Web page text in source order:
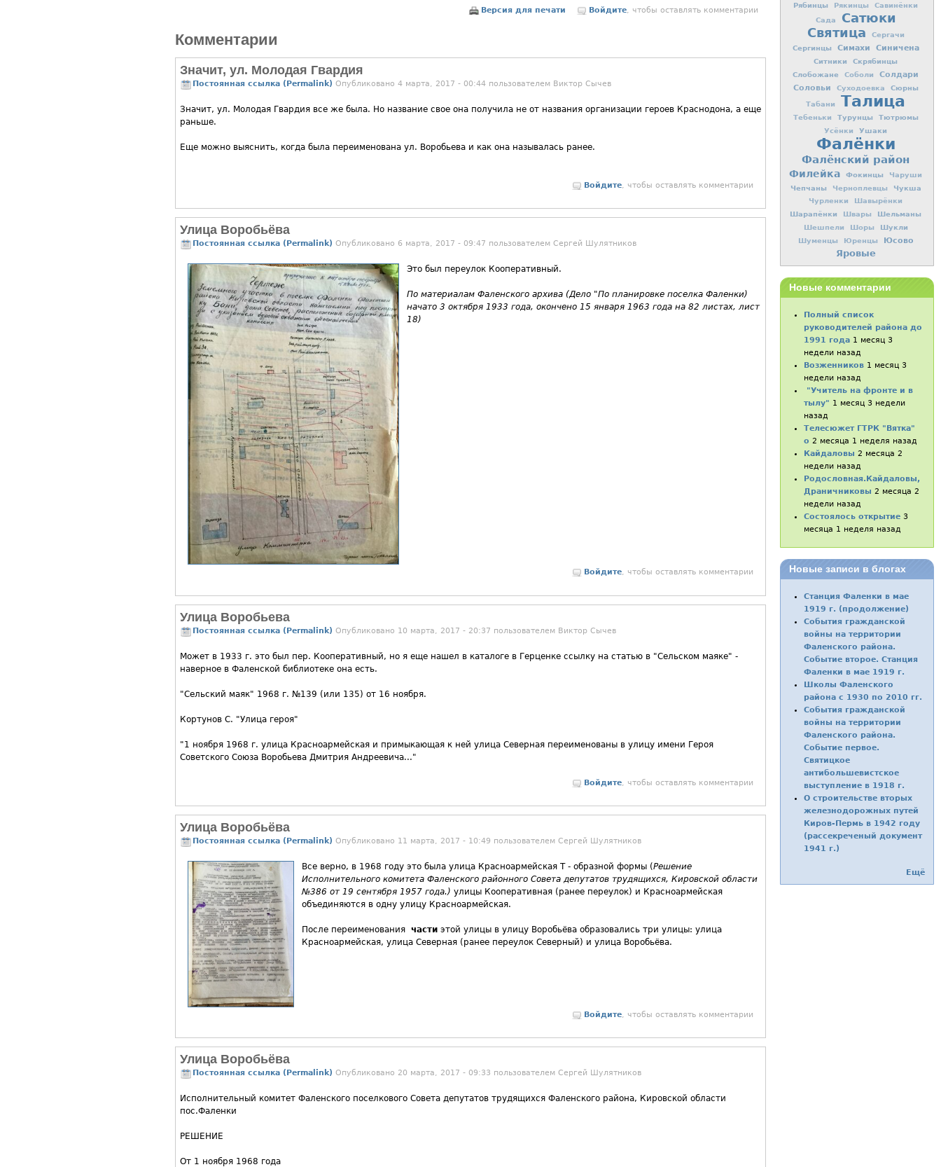
Версия для печати Войдите, чтобы оставлять комментарии
Комментарии
Значит, ул. Молодая Гвардия
Постоянная ссылка (Permalink) Опубликовано 4 марта, 2017 - 00:44 пользователем Виктор Сычев
Значит, ул. Молодая Гвардия все же была. Но название свое она получила не от названия организации героев Краснодона, а еще
раньше.
Еще можно выяснить, когда была переименована ул. Воробьева и как она называлась ранее.
Войдите, чтобы оставлять комментарии
Улица Воробьёва
Постоянная ссылка (Permalink) Опубликовано 6 марта, 2017 - 09:47 пользователем Сергей Шулятников
Это был переулок Кооперативный.
По материалам Фаленского архива (Дело "По планировке поселка Фаленки)
начато 3 октября 1933 года, окончено 15 января 1963 года на 82 листах, лист
18)
Войдите, чтобы оставлять комментарии
Улица Воробьева
Постоянная ссылка (Permalink) Опубликовано 10 марта, 2017 - 20:37 пользователем Виктор Сычев
Может в 1933 г. это был пер. Кооперативный, но я еще нашел в каталоге в Герценке ссылку на статью в "Сельском маяке" -
наверное в Фаленской библиотеке она есть.
"Сельский маяк" 1968 г. №139 (или 135) от 16 ноября.
Кортунов С. "Улица героя"
"1 ноября 1968 г. улица Красноармейская и примыкающая к ней улица Северная переименованы в улицу имени Героя
Советского Союза Воробьева Дмитрия Андреевича..."
Войдите , чтобы оставлять комментарии
Улица Воробьёва
Постоянная ссылка (Permalink) Опубликовано 11 марта, 2017 - 10:49 пользователем Сергей Шулятников
Все верно, в 1968 году это была улица Красноармейская Т - образной формы (Решение
Исполнительного комитета Фаленского районного Совета депутатов трудящихся, Кировской области
№386 от 19 сентября 1957 года.) улицы Кооперативная (ранее переулок) и Красноармейская
объединяются в одну улицу Красноармейская.
После переименования части этой улицы в улицу Воробьёва образовались три улицы: улица
Красноармейская, улица Северная (ранее переулок Северный) и улица Воробьёва.
Войдите, чтобы оставлять комментарии
Улица Воробьёва
Постоянная ссылка (Permalink) Опубликовано 20 марта, 2017 - 09:33 пользователем Сергей Шулятников
Исполнительный комитет Фаленского поселкового Совета депутатов трудящихся Фаленского района, Кировской области
пос.Фаленки
РЕШЕНИЕ
От 1 ноября 1968 года
Рябинцы
Рякинцы
Савинёнки
Сада
Сатюки
Святица
Сергачи
Сергинцы Симахи Синичена
Ситники
Скрябинцы
Слобожане
Соболи
Солдари
Соловьи
Суходоевка Сюрны
Табани Талица
Тебеньки Турунцы Тютрюмы
Усёнки Ушаки
Фалёнки
Фалёнский район
Филейка Фокинцы Чаруши
Чепчаны Черноплевцы Чукша
Чурленки Шавырёнки
Шарапёнки Швары Шельманы
Шешпели Шоры Шукли
Шуменцы Юренцы Юсово
Яровые
Новые комментарии
Полный список
руководителей района до
1991 года 1 месяц 3
недели назад
Возженников 1 месяц 3
недели назад
"Учитель на фронте и в
тылу" 1 месяц 3 недели
назад
Телесюжет ГТРК "Вятка"
о 2 месяца 1 неделя назад
Кайдаловы 2 месяца 2
недели назад
Родословная.Кайдаловы,
Драничниковы 2 месяца 2
недели назад
Состоялось открытие 3
месяца 1 неделя назад
Новые записи в блогах
Станция Фаленки в мае
1919 г. (продолжение)
События гражданской
войны на территории
Фаленского района.
Событие второе. Станция
Фаленки в мае 1919 г.
Школы Фаленского
района с 1930 по 2010 гг.
События гражданской
войны на территории
Фаленского района.
Событие первое.
Святицкое
антибольшевистское
выступление в 1918 г.
О строительстве вторых
железнодорожных путей
Киров-Пермь в 1942 году
(рассекреченый документ
1941 г.)
Ещё